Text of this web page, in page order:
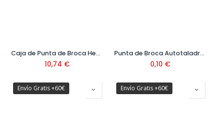
Caja de Punta de Broca Hexagonal DIN 7504K 5,5 mm
10,74 €
Punta de Broca Autotaladrante DIN 7504K Cabeza Hexagonal + EPDM con Arandela Estanca (Tornillo de Cubierta) 5,5 x 38 mm
0,10 €
Envío Gratis +60€ Envío Gratis +60€